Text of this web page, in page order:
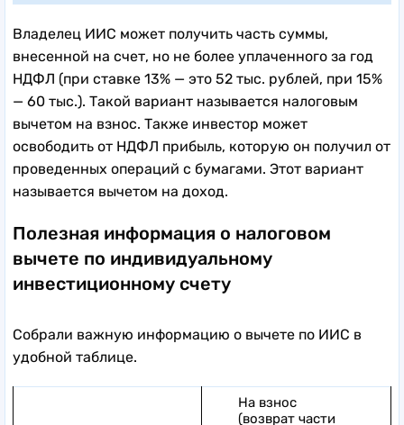
Владелец ИИС может получить часть суммы,
внесенной на счет, но не более уплаченного за год
НДФЛ (при ставке 13% — это 52 тыс. рублей, при 15%
— 60 тыс.). Такой вариант называется налоговым
вычетом на взнос. Также инвестор может
освободить от НДФЛ прибыль, которую он получил от
проведенных операций с бумагами. Этот вариант
называется вычетом на доход.
Полезная информация о налоговом
вычете по индивидуальному
инвестиционному счету
Собрали важную информацию о вычете по ИИС в
удобной таблице.
На взнос
(возврат части